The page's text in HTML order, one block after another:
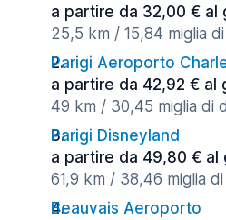
a partire da 32,00 € al
25,5 km / 15,84 miglia
Parigi Aeroporto
a partire da 42,92 € al
49 km / 30,45 miglia di
Parigi Disneyland
a partire da 49,80 € al
61,9 km / 38,46 miglia
Beauvais Aeroporto